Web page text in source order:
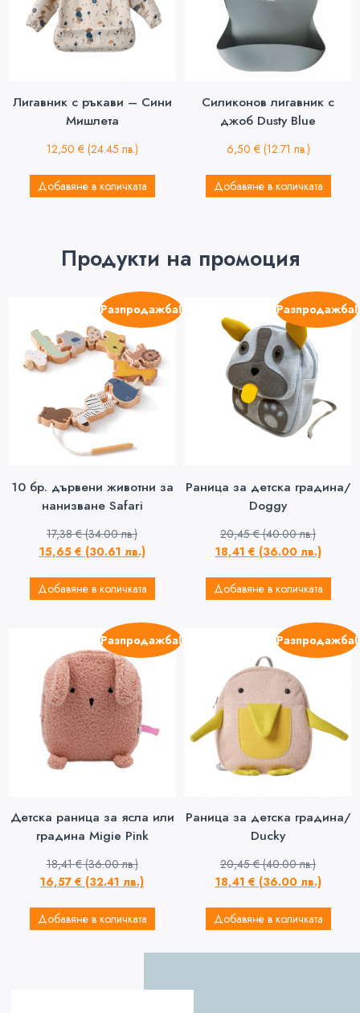
Лигавник с ръкави – Сини
Мишлета
12,50 € (24.45 лв.)
Добавяне в количката
Силиконов лигавник с
джоб Dusty Blue
6,50 € (12.71 лв.)
Добавяне в количката
Продукти на промоция
Разпродажба!
10 бр. дървени животни за
нанизване Safari
17,38€ (34.00 лв.)
15,65 € (30.61 лв.)
Добавяне в количката
Разпродажба!
Раница за детска градина/
Doggy
20,45€ (40.00 лв.)
18,41 € (36.00 лв.)
Добавяне в количката
Разпродажба!
Детска раница за ясла или
градина Migie Pink
18,41€ (36.00 лв.)
16,57 € (32.41 лв.)
Добавяне в количката
Разпродажба!
Раница за детска градина/
Ducky
20,45€ (40.00 лв.)
18,41 € (36.00 лв.)
Добавяне в количката